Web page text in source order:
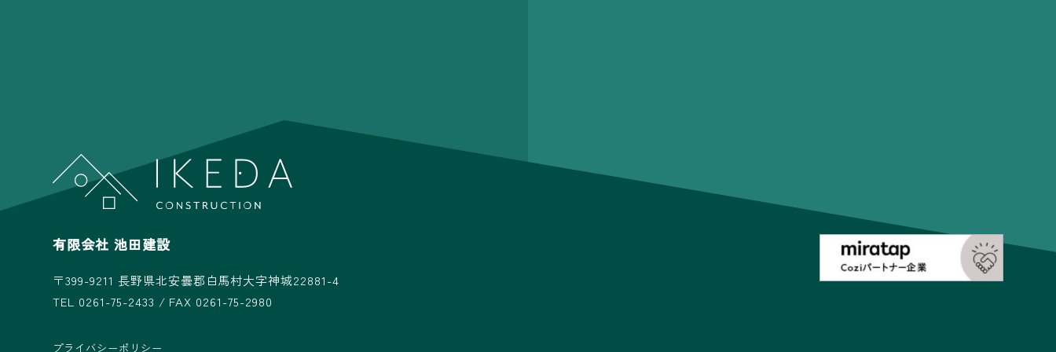
有限会社 池田建設
〒399-9211 長野県北安曇郡白馬村大字神城22881-4
TEL 0261-75-2433 / FAX 0261-75-2980
プライバシーポリシー